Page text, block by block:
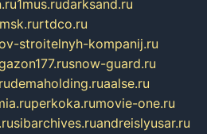
1mus.rudarksand.ru
rtdco.ru
stroitelnyh-kompanij.ru
snow-guard.ru
demaholding.ruaalse.ru
perkoka.rumovie-one.ru
sibarchives.ruandreislyusar.ru